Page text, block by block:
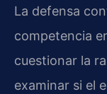
La defensa
competencia
cuestionar la
examinar si el